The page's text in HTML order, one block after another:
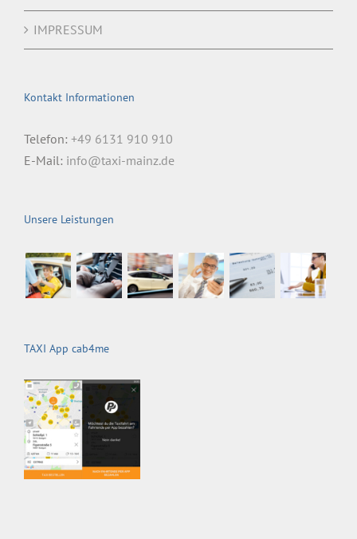
IMPRESSUM
Kontakt Informationen
Telefon: +49 6131 910 910
E-Mail: info@taxi-mainz.de
Unsere Leistungen
TAXI App cab4me